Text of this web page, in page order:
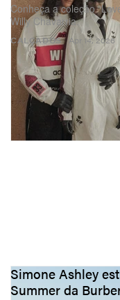
CALÇADOS
Conheça a coleção
Willy Chavarria.
Apr 14, 2026
Simone Ashley
Summer da